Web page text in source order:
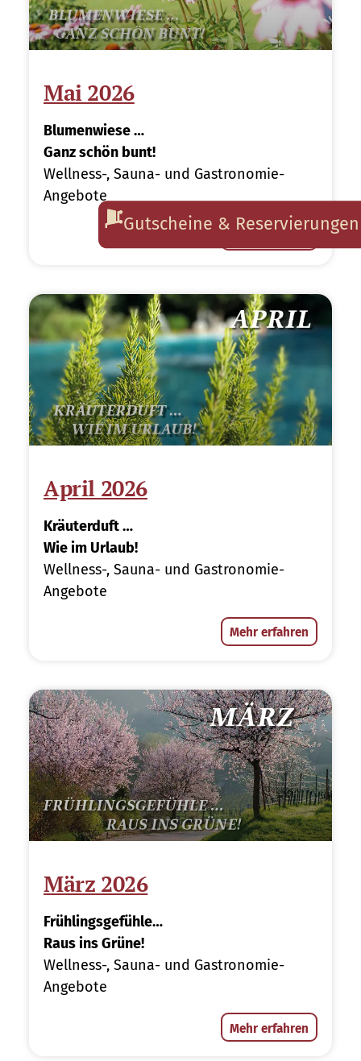
Gutscheine & Reservierungen
Mai 2026
Blumenwiese …
Ganz schön bunt!
Wellness-, Sauna- und Gastronomie-
Angebote
April 2026
Kräuterduft …
Wie im Urlaub!
Wellness-, Sauna- und Gastronomie-
Angebote
Mehr erfahren
März 2026
Frühlingsgefühle…
Raus ins Grüne!
Wellness-, Sauna- und Gastronomie-
Angebote
Mehr erfahren